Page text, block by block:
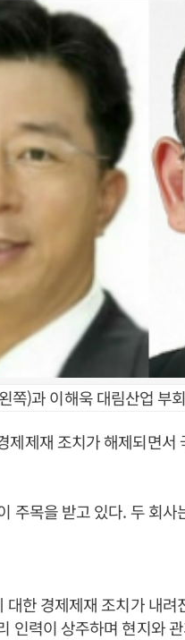
쪽)과 이해욱 대림산업 부
제제재 조치가 해제되면
주목을 받고 있다. 두 회
대한 경제제재 조치가 내
인력이 상주하며 현지와